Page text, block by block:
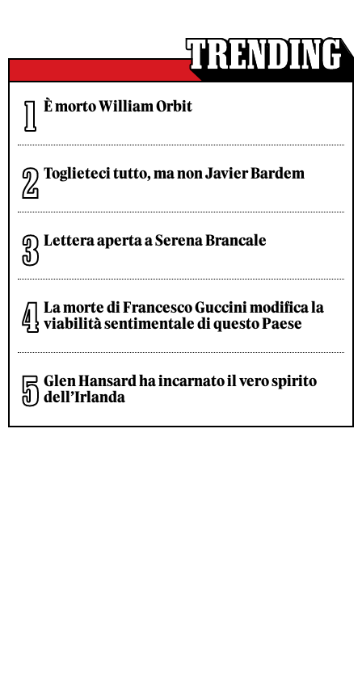
È morto William Orbit
Toglieteci tutto, ma non Javier Bardem
Lettera aperta a Serena Brancale
La morte di Francesco Guccini modifica la
viabilità sentimentale di questo Paese
Glen Hansard ha incarnato il vero spirito
dell’Irlanda